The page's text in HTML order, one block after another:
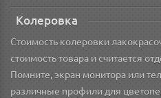
Колеровка
Стоимость колеровки
стоимость товара и считается
Помните, экран монитора или
различные профили для